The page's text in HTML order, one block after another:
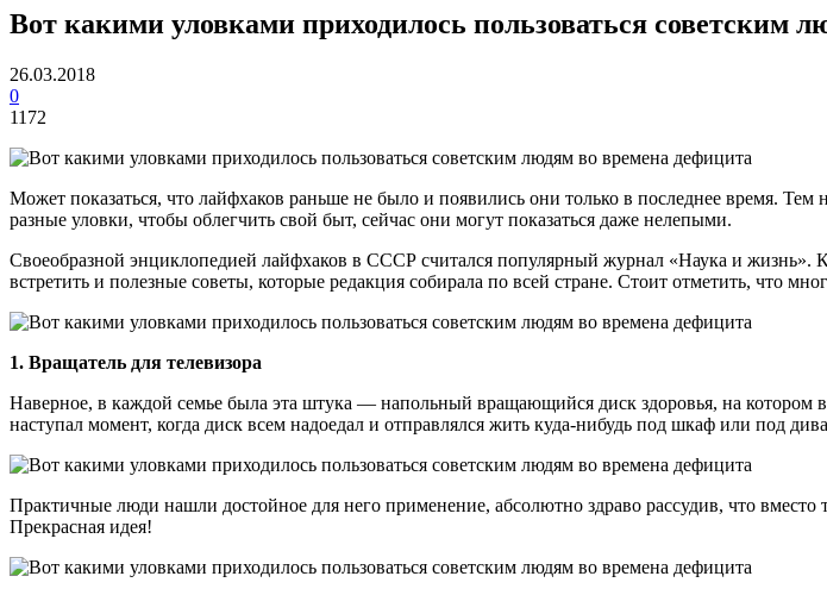
Вот какими уловками приходилось пользоваться советским
26.03.2018
0
1172
Может показаться, что лайфхаков раньше не было и появились они только в последнее время.
разные уловки, чтобы облегчить свой быт, сейчас они могут показаться даже нелепыми.
Своеобразной энциклопедией лайфхаков в СССР считался популярный журнал «Наука и
встретить и полезные советы, которые редакция собирала по всей стране. Стоит отметить, что
1. Вращатель для телевизора
Наверное, в каждой семье была эта штука — напольный вращающийся диск здоровья, на котором
наступал момент, когда диск всем надоедал и отправлялся жить куда-нибудь под шкаф или под
Практичные люди нашли достойное для него применение, абсолютно здраво рассудив, что
Прекрасная идея!